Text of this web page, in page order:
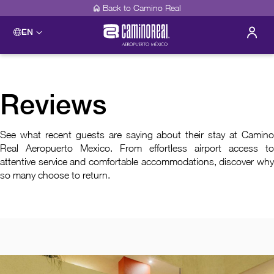
Back to Camino Real
EN
Reviews
See what recent guests are saying about their stay at Camino
Real Aeropuerto Mexico. From effortless airport access to
attentive service and comfortable accommodations, discover why
so many choose to return.